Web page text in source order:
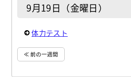
9月19日（金曜日）
体力テスト
≪ 前の一週間